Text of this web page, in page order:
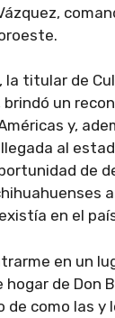
la titular de
brindó un
y,
al
de
en el
en un
de Don
como las y